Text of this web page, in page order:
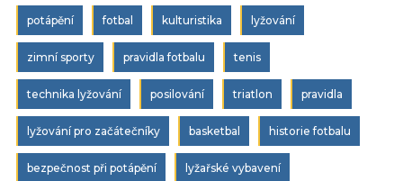
potápění fotbal kulturistika lyžování
zimní sporty pravidla fotbalu tenis
technika lyžování posilování triatlon pravidla
lyžování pro začátečníky basketbal historie fotbalu
bezpečnost při potápění lyžařské vybavení